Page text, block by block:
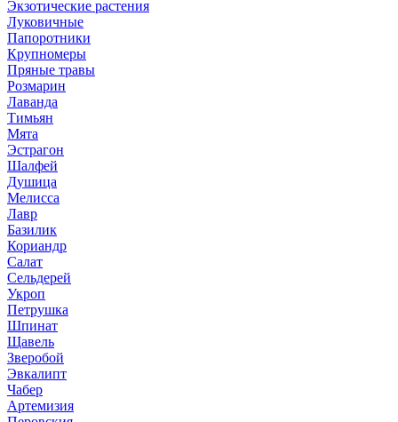
Экзотические растения
Луковичные
Папоротники
Крупномеры
Пряные травы
Розмарин
Лаванда
Тимьян
Мята
Эстрагон
Шалфей
Душица
Мелисса
Лавр
Базилик
Кориандр
Салат
Сельдерей
Укроп
Петрушка
Шпинат
Щавель
Зверобой
Эвкалипт
Чабер
Артемизия